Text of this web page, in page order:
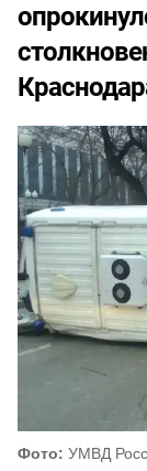
Фото: УМВД